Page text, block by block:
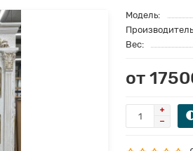
Модель:
Вес:
от